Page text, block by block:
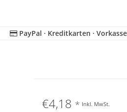
PayPal · Kreditkarten ·
€4,18 * Inkl. MwSt.